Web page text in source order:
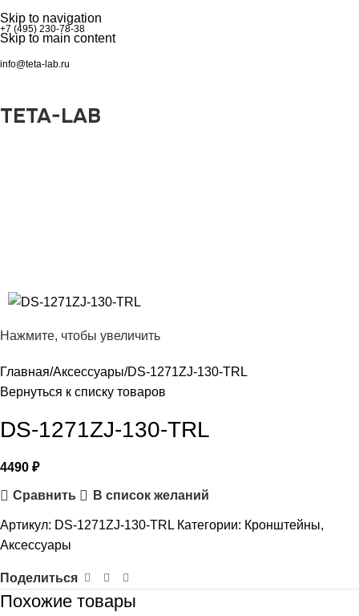
Skip to navigation
Skip to main content
+7 (495) 230-78-38
info@teta-lab.ru
TETA-LAB
Нажмите, чтобы увеличить
Главная Аксессуары DS-1271ZJ-130-TRL
Вернуться к списку товаров
DS-1271ZJ-130-TRL
4490 ₽
Сравнить В список желаний
Артикул: DS-1271ZJ-130-TRL Категории: Кронштейны,
Аксессуары
Поделиться
Похожие товары